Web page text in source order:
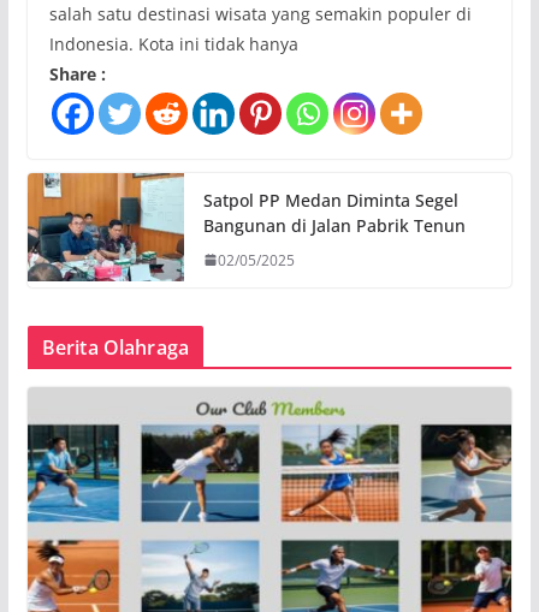
salah satu destinasi wisata yang semakin populer di
Indonesia. Kota ini tidak hanya
Share :
Satpol PP Medan Diminta Segel
Bangunan di Jalan Pabrik Tenun
02/05/2025
Berita Olahraga